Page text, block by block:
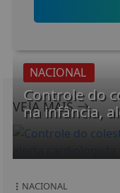
VEJA MAIS
NACIONAL
Controle do
na infância,
NACIONAL